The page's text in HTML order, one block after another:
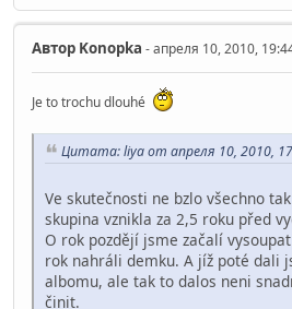
Автор Konopka - апреля 10, 2010,
Je to trochu dlouhé
Цитата: liya от апреля 10, 2010,
Ve skutečnosti ne bzlo všechno
skupina vznikla za 2,5 roku před
O rok pozdějí jsme začalí
rok nahráli demku. A jíž poté dali
albomu, ale tak to dalos neni
činit.